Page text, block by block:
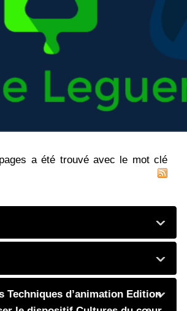
a été trouvé avec le mot clé
Techniques d’animation Edition